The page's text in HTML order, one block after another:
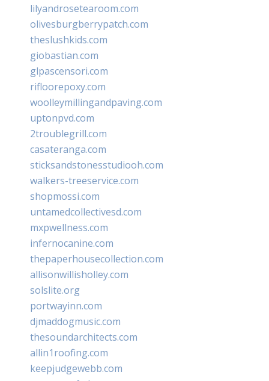
lilyandrosetearoom.com
olivesburgberrypatch.com
theslushkids.com
giobastian.com
glpascensori.com
rifloorepoxy.com
woolleymillingandpaving.com
uptonpvd.com
2troublegrill.com
casateranga.com
sticksandstonesstudiooh.com
walkers-treeservice.com
shopmossi.com
untamedcollectivesd.com
mxpwellness.com
infernocanine.com
thepaperhousecollection.com
allisonwillisholley.com
solslite.org
portwayinn.com
djmaddogmusic.com
thesoundarchitects.com
allin1roofing.com
keepjudgewebb.com